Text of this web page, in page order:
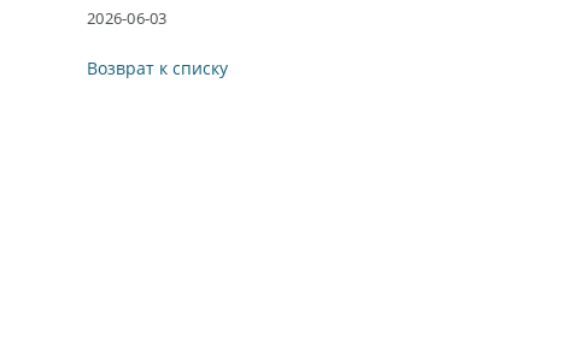
2026-06-03
Возврат к списку